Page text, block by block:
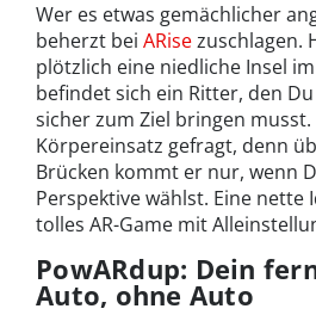
Wer es etwas gemächlicher
beherzt bei ARisezuschlagen.
plötzlich eine niedliche Insel
befindet sich ein Ritter, den Du
sicher zum Ziel bringen
Körpereinsatz gefragt, denn
Brücken kommt er nur, wenn
Perspektive wählst. Eine nette
tolles AR-Game mit
PowARdup: Dein
Auto, ohne Auto